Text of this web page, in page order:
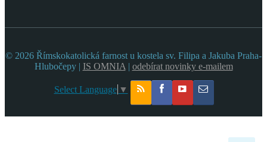
© 2026 Římskokatolická farnost u kostela sv. Filipa a Jakuba Praha-
Hlubočepy | IS OMNIA | odebírat novinky e-mailem
Select Language ▼